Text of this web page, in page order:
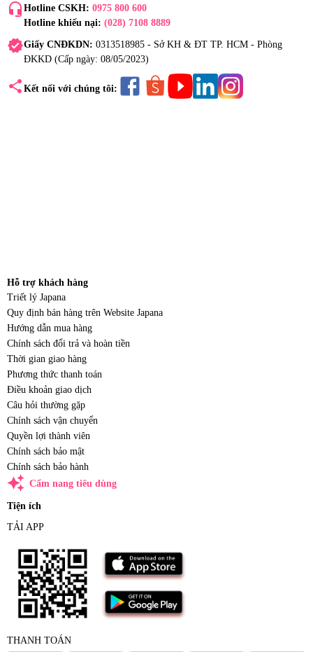
headset_mic Hotline CSKH: 0975 800 600
Hotline khiếu nại: (028) 7108 8889
verifiedGiấy CNĐKDN: 0313518985 - Sở KH & ĐT TP. HCM - Phòng
ĐKKD (Cấp ngày: 08/05/2023)
share Kết nối với chúng tôi:
Hỗ trợ khách hàng
Triết lý Japana
Quy định bán hàng trên Website Japana
Hướng dẫn mua hàng
Chính sách đổi trả và hoàn tiền
Thời gian giao hàng
Phương thức thanh toán
Điều khoản giao dịch
Câu hỏi thường gặp
Chính sách vận chuyển
Quyền lợi thành viên
Chính sách bảo mật
Chính sách bảo hành
auto_awesome Cẩm nang tiêu dùng
Tiện ích
TẢI APP
THANH TOÁN